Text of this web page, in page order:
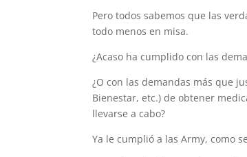
Pero todos sabemos que las
todo menos en misa.
¿Acaso ha cumplido con las
¿O con las demandas más que
Bienestar, etc.) de obtener
llevarse a cabo?
Ya le cumplió a las Army, como